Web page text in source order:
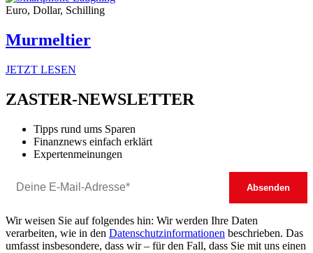
Euro, Dollar, Schilling
Murmeltier
JETZT LESEN
ZASTER-NEWSLETTER
Tipps rund ums Sparen
Finanznews einfach erklärt
Expertenmeinungen
Wir weisen Sie auf folgendes hin: Wir werden Ihre Daten
verarbeiten, wie in den Datenschutzinformationen beschrieben. Das
umfasst insbesondere, dass wir – für den Fall, dass Sie mit uns einen